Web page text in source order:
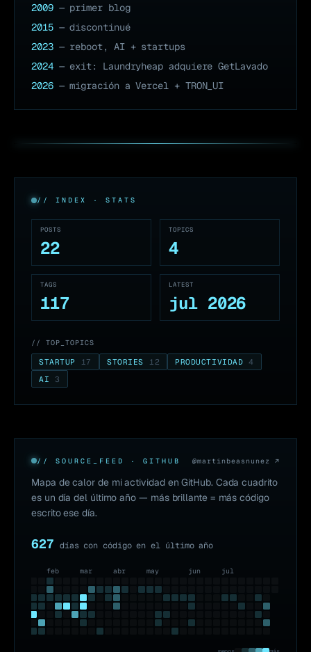
2009— primer blog
2015— discontinué
2023— reboot, AI + startups
2024— exit: Laundryheap adquiere GetLavado
2026— migración a Vercel + TRON_UI
// INDEX · STATS
POSTS
22
TOPICS
4
TAGS
117
LATEST
jul 2026
// TOP_TOPICS
STARTUP 17 STORIES 12 PRODUCTIVIDAD 4
AI
3
// SOURCE_FEED · GITHUB @martinbeasnunez ↗
Mapa de calor de mi actividad en GitHub. Cada cuadrito
es un día del último año — más brillante = más código
escrito ese día.
627 días con código en el último año
feb mar abr may jun jul